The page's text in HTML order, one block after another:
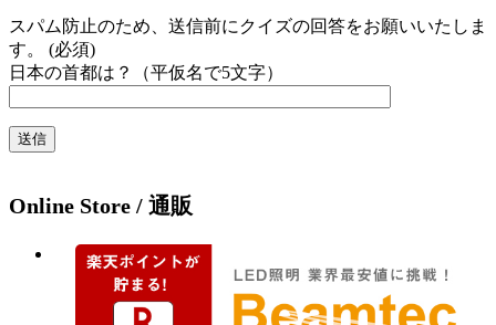
スパム防止のため、送信前にクイズの回答をお願いいたしま
す。 (必須)
日本の首都は？（平仮名で5文字）
Online Store / 通販